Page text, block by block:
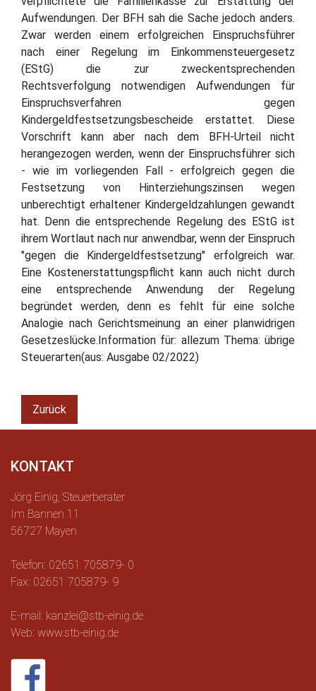
Aufwendungen. Der BFH sah die Sache jedoch anders.
Zwar werden einem erfolgreichen Einspruchsführer
nach einer Regelung im Einkommensteuergesetz
(EStG) die zur zweckentsprechenden
Rechtsverfolgung notwendigen Aufwendungen für
Einspruchsverfahren gegen
Kindergeldfestsetzungsbescheide erstattet. Diese
Vorschrift kann aber nach dem BFH-Urteil nicht
herangezogen werden, wenn der Einspruchsführer sich
- wie im vorliegenden Fall - erfolgreich gegen die
Festsetzung von Hinterziehungszinsen wegen
unberechtigt erhaltener Kindergeldzahlungen gewandt
hat. Denn die entsprechende Regelung des EStG ist
ihrem Wortlaut nach nur anwendbar, wenn der Einspruch
"gegen die Kindergeldfestsetzung" erfolgreich war.
Eine Kostenerstattungspflicht kann auch nicht durch
eine entsprechende Anwendung der Regelung
begründet werden, denn es fehlt für eine solche
Analogie nach Gerichtsmeinung an einer planwidrigen
Gesetzeslücke.Information für: allezum Thema: übrige
Steuerarten(aus: Ausgabe 02/2022)
Zurück
KONTAKT
Jörg Einig, Steuerberater
Im Bannen 11
56727 Mayen
Telefon: 02651 705879- 0
Fax: 02651 705879- 9
E-mail: kanzlei@stb-einig.de
Web: www.stb-einig.de